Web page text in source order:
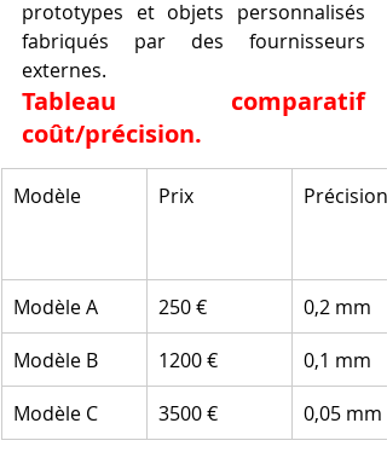
prototypes et objets personnalisés
fabriqués par des fournisseurs
externes.
Tableau comparatif
coût/précision.
Modèle Prix Précision
Modèle A 250 €
0,2 mm
Modèle B
1200 €
0,1 mm
Modèle C
3500 € 0,05 mm